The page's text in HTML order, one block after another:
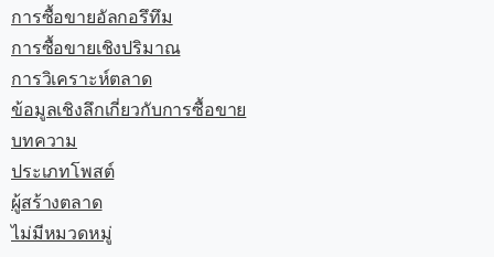
การซื้อขายอัลกอรึทึม
การซื้อขายเชิงปริมาณ
การวิเคราะห์ตลาด
ข้อมูลเชิงลึกเกี่ยวกับการซื้อขาย
บทความ
ประเภทโพสต์
ผู้สร้างตลาด
ไม่มีหมวดหมู่